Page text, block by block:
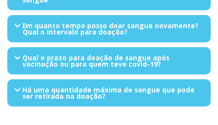
Em quanto tempo posso doar sangue novamente?
Qual o intervalo para doação?
Qual o prazo para doação de sangue após
vacinação ou para quem teve covid-19?
Há uma quantidade máxima de sangue que pode
ser retirada na doação?